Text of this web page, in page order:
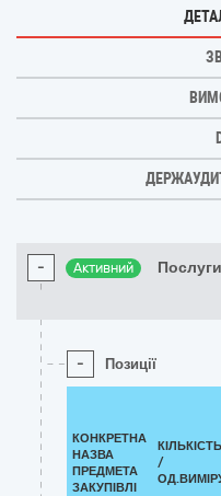
- Активний
- Позиції
КОНКРЕТНА
НАЗВА
ПРЕДМЕТА
ЗАКУПІВЛІ
КІЛЬКІСТЬ
/